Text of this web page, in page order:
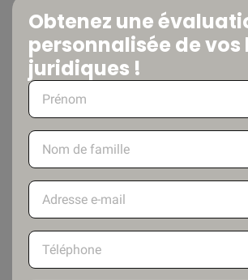
Obtenez une
personnalisée de vos
juridiques !